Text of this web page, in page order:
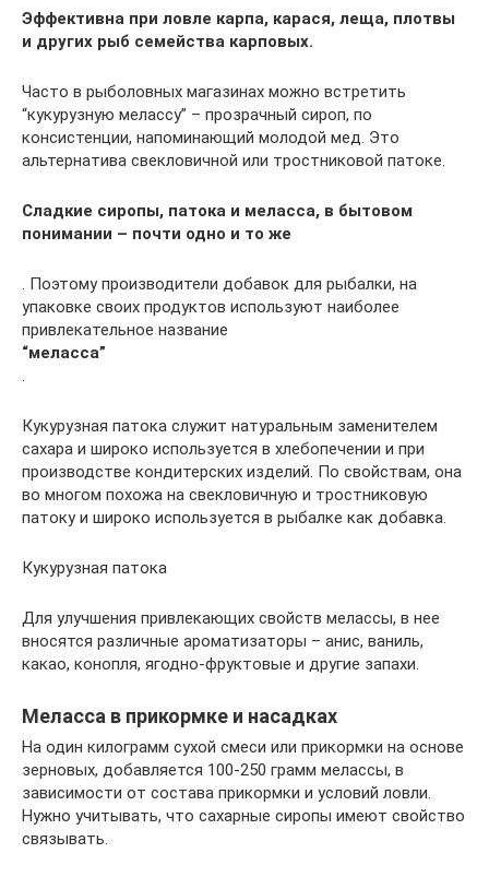
Эффективна при ловле карпа, карася, леща, плотвы
и других рыб семейства карповых.
Часто в рыболовных магазинах можно встретить
“кукурузную мелассу” – прозрачный сироп, по
консистенции, напоминающий молодой мед. Это
альтернатива свекловичной или тростниковой патоке.
Сладкие сиропы, патока и меласса, в бытовом
понимании – почти одно и то же
. Поэтому производители добавок для рыбалки, на
упаковке своих продуктов используют наиболее
привлекательное название
“меласса”
.
Кукурузная патока служит натуральным заменителем
сахара и широко используется в хлебопечении и при
производстве кондитерских изделий. По свойствам, она
во многом похожа на свекловичную и тростниковую
патоку и широко используется в рыбалке как добавка.
Кукурузная патока
Для улучшения привлекающих свойств мелассы, в нее
вносятся различные ароматизаторы – анис, ваниль,
какао, конопля, ягодно-фруктовые и другие запахи.
Меласса в прикормке и насадках
На один килограмм сухой смеси или прикормки на основе
зерновых, добавляется 100-250 грамм мелассы, в
зависимости от состава прикормки и условий ловли.
Нужно учитывать, что сахарные сиропы имеют свойство
связывать.